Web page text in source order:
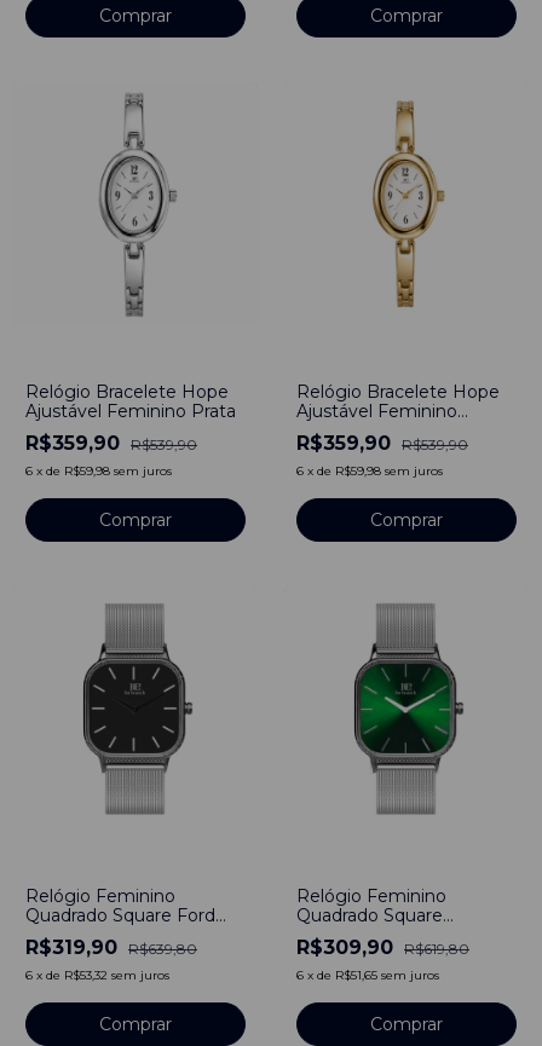
Relógio Bracelete Hope
Ajustável Feminino Prata
R$359,90 R$539,90
6 x de R$59,98 sem juros
Relógio Bracelete Hope
Ajustável Feminino
Dourado
R$359,90 R$539,90
6 x de R$59,98 sem juros
Relógio Feminino
Quadrado Square Ford
Bays Silver Pulseira Prata
Minimalista 40mm Aço
Inoxidável banhado a
R$319,90 R$639,80
6 x de R$53,32 sem juros
Comprar
Relógio Feminino
Quadrado Square
Minimalista Esmeralda
Silver Pulseira de Aço
Inoxidável Prata 40mm
titânio
R$309,90 R$619,80
6 x de R$51,65 sem juros
Comprar